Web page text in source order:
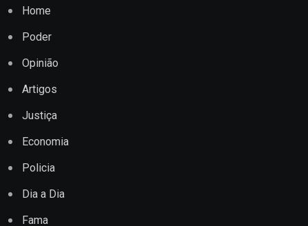
Home
Poder
Opinião
Artigos
Justiça
Economia
Policia
Dia a Dia
Fama